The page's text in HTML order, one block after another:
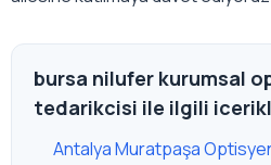
bursa nilufer kurumsal
tedarikcisi ile ilgili
Antalya Muratpaşa